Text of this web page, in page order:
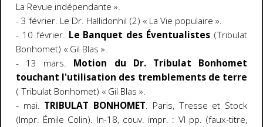
La Revue indépendante ».
- 3 février. Le Dr. Hallidonhil (2) « La Vie populaire ».
- 10 février. Le Banquet des Éventualistes (Tribulat
Bonhomet) « Gil Blas ».
- 13 mars.
Motion du Dr. Tribulat Bonhomet
touchant l'utilisation des tremblements de terre
( Tribulat Bonhomet) « Gil Blas ».
- mai. TRIBULAT BONHOMET. Paris, Tresse et Stock
(Impr. Émile Colin). In-18, couv. impr. : VI pp. (faux-titre,